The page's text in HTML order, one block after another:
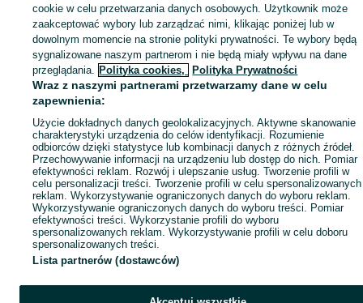
cookie w celu przetwarzania danych osobowych. Użytkownik może
zaakceptować wybory lub zarządzać nimi, klikając poniżej lub w
dowolnym momencie na stronie polityki prywatności. Te wybory będą
sygnalizowane naszym partnerom i nie będą miały wpływu na dane
przeglądania. Polityka cookies, Polityka Prywatności
Wraz z naszymi partnerami przetwarzamy dane w celu
zapewnienia:
Użycie dokładnych danych geolokalizacyjnych. Aktywne skanowanie
charakterystyki urządzenia do celów identyfikacji. Rozumienie
odbiorców dzięki statystyce lub kombinacji danych z różnych źródeł.
Przechowywanie informacji na urządzeniu lub dostęp do nich. Pomiar
efektywności reklam. Rozwój i ulepszanie usług. Tworzenie profili w
celu personalizacji treści. Tworzenie profili w celu spersonalizowanych
reklam. Wykorzystywanie ograniczonych danych do wyboru reklam.
Wykorzystywanie ograniczonych danych do wyboru treści. Pomiar
efektywności treści. Wykorzystanie profili do wyboru
spersonalizowanych reklam. Wykorzystywanie profili w celu doboru
spersonalizowanych treści.
Lista partnerów (dostawców)